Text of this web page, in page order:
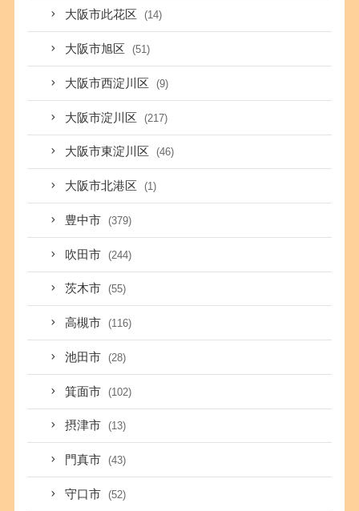
大阪市此花区 (14)
大阪市旭区 (51)
大阪市西淀川区 (9)
大阪市淀川区 (217)
大阪市東淀川区 (46)
大阪市北港区 (1)
豊中市 (379)
吹田市 (244)
茨木市 (55)
高槻市 (116)
池田市 (28)
箕面市 (102)
摂津市 (13)
門真市 (43)
守口市 (52)